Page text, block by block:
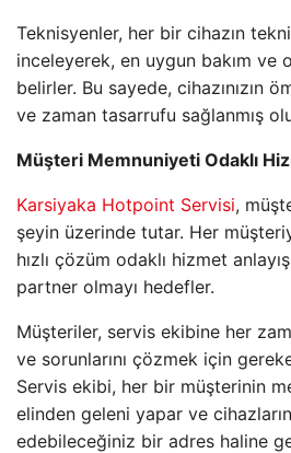
Teknisyenler, her bir cihazın
inceleyerek, en uygun bakım ve
belirler. Bu sayede, cihazınızın
ve zaman tasarrufu sağlanmış
Müşteri Memnuniyeti Odaklı
Karsiyaka Hotpoint Servisi,
şeyin üzerinde tutar. Her
hızlı çözüm odaklı hizmet
partner olmayı hedefler.
Müşteriler, servis ekibine her
ve sorunlarını çözmek için
Servis ekibi, her bir müşterinin
elinden geleni yapar ve
edebileceğiniz bir adres haline